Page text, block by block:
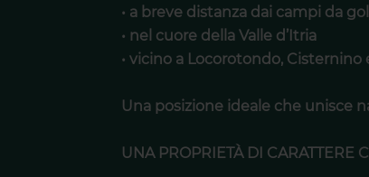
• a breve distanza dai campi da
• nel cuore della Valle d’Itria
• vicino a Locorotondo, Cisternino
Una posizione ideale che unisce
UNA PROPRIETÀ DI CARATTERE